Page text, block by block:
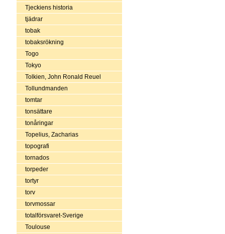
Tjeckiens historia
tjädrar
tobak
tobaksrökning
Togo
Tokyo
Tolkien, John Ronald Reuel
Tollundmanden
tomtar
tonsättare
tonåringar
Topelius, Zacharias
topografi
tornados
torpeder
tortyr
torv
torvmossar
totalförsvaret-Sverige
Toulouse